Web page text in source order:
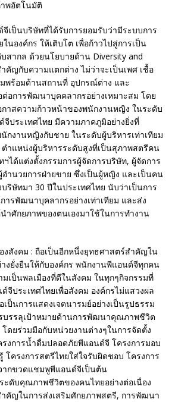
เป็นบริษัทที่ได้รับการยอมรับว่ามีระบบการ
นองค์กร ให้เติบโต เพื่อก้าวไปสู่การเป็น
สากล ด้วยนโยบายด้าน Diversity and
คัญกับความแตกต่าง ไม่ว่าจะเป็นเพศ เชื้อ
พร้อมด้านสถานที่ อุปกรณ์ต่าง และ
ต่อการพัฒนาบุคคลากรอย่างเหมาะสม โดย
าสความก้าวหน้าของพนักงานหญิง ในระดับ
ประเทศไทย มีความภาคภูมิอย่างยิ่งที่
งานหญิงกับชาย ในระดับผู้บริหารเท่าเทียม
ตำแหน่งผู้บริหารระดับสูงที่เป็นสุภาพสตรีคน
ได้แต่งตั้งกรรมการผู้จัดการบริษัท, ผู้จัดการ
ำนวยการฝ่ายขาย ซึ่งเป็นผู้หญิง และเป็นคน
ริษัทมา 30 ปีในประเทศไทย นับว่าเป็นการ
ารพัฒนาบุคลากรอย่างเท่าเทียม และส่ง
ำศักยภาพของตนเองมาใช้ในการทำงาน
งสังคม : ถือเป็นอีกหนึ่งยุทธศาสตร์สำคัญใน
างยั่งยืนให้กับองค์กร พนักงานพีแอนด์จีทุกคน
เป็นพลเมืองที่ดีในสังคม ในทุกๆกิจกรรมที่
ประเทศไทยเพื่อสังคม องค์กรไม่แสวงผล
เป็นการแสดงเจตนารมย์อย่างเป็นรูปธรรม
บรรลุเป้าหมายด้านการพัฒนาคุณภาพชีวิต
ดยร่วมมือกับหน่วยงานต่างๆในการจัดตั้ง
รงการน้ำดื่มปลอดภัยพีแอนด์จี โครงการมอบ
โครงการสตรีไทยใส่ใจรับผิดชอบ โครงการ
ากขวดแชมพูพีแอนด์จีเป็นต้น
ะดับคุณภาพชีวิตของคนไทยอย่างต่อเนื่อง
คัญในการส่งเสริมศักยภาพสตรี, การพัฒนา